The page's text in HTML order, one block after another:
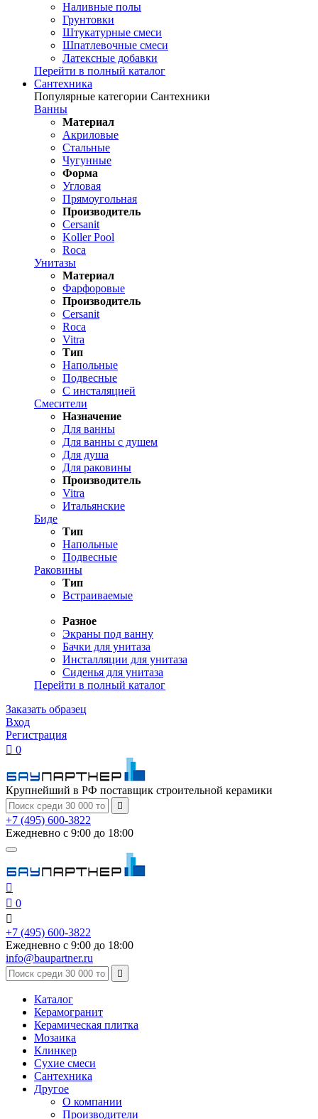
Наливные полы
Грунтовки
Штукатурные смеси
Шпатлевочные смеси
Латексные добавки
Перейти в полный каталог
Сантехника
Популярные категории Сантехники
Ванны
Материал
Акриловые
Стальные
Чугунные
Форма
Угловая
Прямоугольная
Производитель
Cersanit
Koller Pool
Roca
Унитазы
Материал
Фарфоровые
Производитель
Cersanit
Roca
Vitra
Тип
Напольные
Подвесные
С инсталяцией
Смесители
Назначение
Для ванны
Для ванны с душем
Для душа
Для раковины
Производитель
Vitra
Итальянские
Биде
Тип
Напольные
Подвесные
Раковины
Тип
Встраиваемые
Разное
Экраны под ванну
Бачки для унитаза
Инсталляции для унитаза
Сиденья для унитаза
Перейти в полный каталог
Заказать образец
Вход
Регистрация
 0
Крупнейший в РФ поставщик строительной керамики

+7 (495) 600-3822
Ежедневно с 9:00 до 18:00

 0

+7 (495) 600-3822
Ежедневно с 9:00 до 18:00
info@baupartner.ru

Каталог
Керамогранит
Керамическая плитка
Мозаика
Клинкер
Сухие смеси
Сантехника
Другое
О компании
Производители